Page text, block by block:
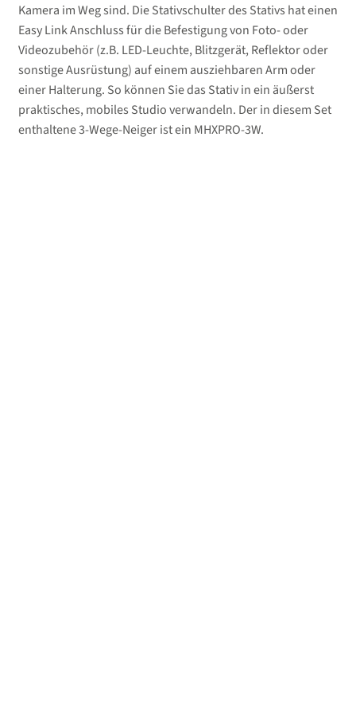
Kamera im Weg sind. Die Stativschulter des Stativs hat einen
Easy Link Anschluss für die Befestigung von Foto- oder
Videozubehör (z.B. LED-Leuchte, Blitzgerät, Reflektor oder
sonstige Ausrüstung) auf einem ausziehbaren Arm oder
einer Halterung. So können Sie das Stativ in ein äußerst
praktisches, mobiles Studio verwandeln. Der in diesem Set
enthaltene 3-Wege-Neiger ist ein MHXPRO-3W.